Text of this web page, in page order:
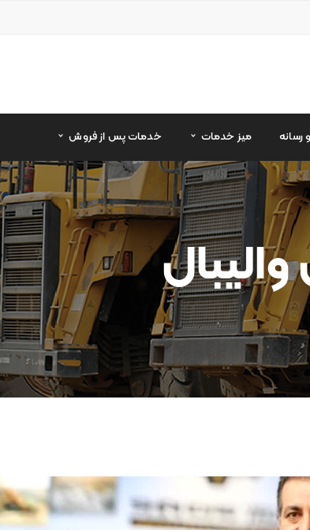
رسانه میز خدمات خدمات پس از فروش